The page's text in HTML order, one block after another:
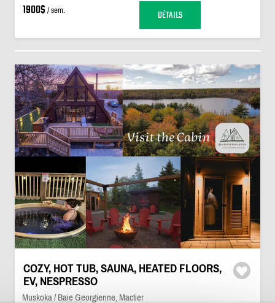
1900$ / sem. DÉTAILS
COZY, HOT TUB, SAUNA, HEATED FLOORS,
EV, NESPRESSO
Muskoka / Baie Georgienne, Mactier